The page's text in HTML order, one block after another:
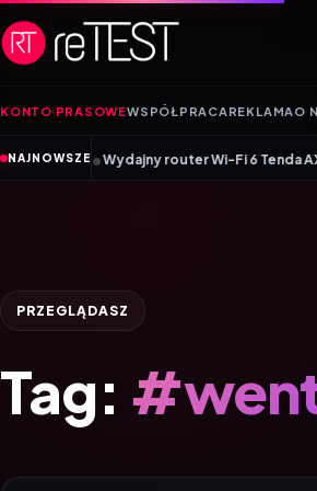
KONTO PRASOWEWSPÓŁPRACA REKLAMA O
NAJNOWSZE
•Wydajny router Wi-Fi 6 Tenda AX12 Pro
PRZEGLĄDASZ
Tag: